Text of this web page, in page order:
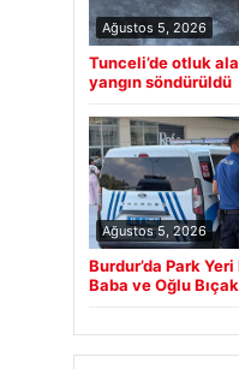
Ağustos 5, 2026
Tunceli’de otluk
yangın söndürüldü
Ağustos 5, 2026
Burdur’da Park Yeri
Baba ve Oğlu